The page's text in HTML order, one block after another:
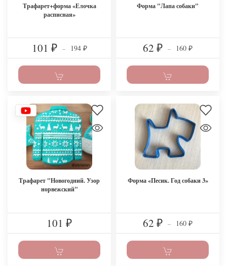
Трафарет+форма «Елочка
расписная»
101 ₽ – 194 ₽
Форма "Лапа собаки"
62 ₽ – 160 ₽
Трафарет "Новогодний. Узор
норвежский"
101 ₽
Форма «Песик. Год собаки 3»
62 ₽ – 160 ₽